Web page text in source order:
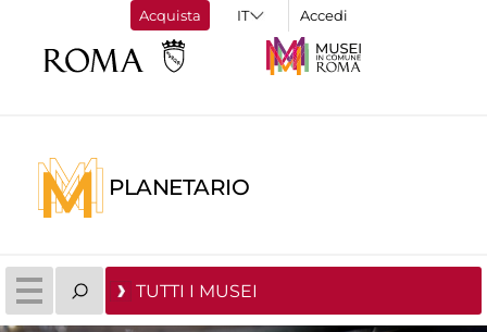
Acquista Accedi
PLANETARIO
TUTTI I MUSEI